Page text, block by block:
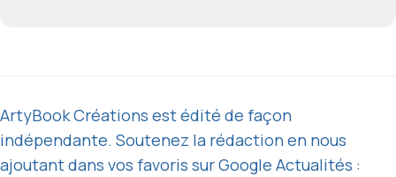
ArtyBook Créations est édité de façon
indépendante. Soutenez la rédaction en nous
ajoutant dans vos favoris sur Google Actualités :